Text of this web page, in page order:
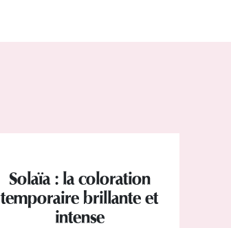
Solaïa : la coloration
temporaire brillante et
intense